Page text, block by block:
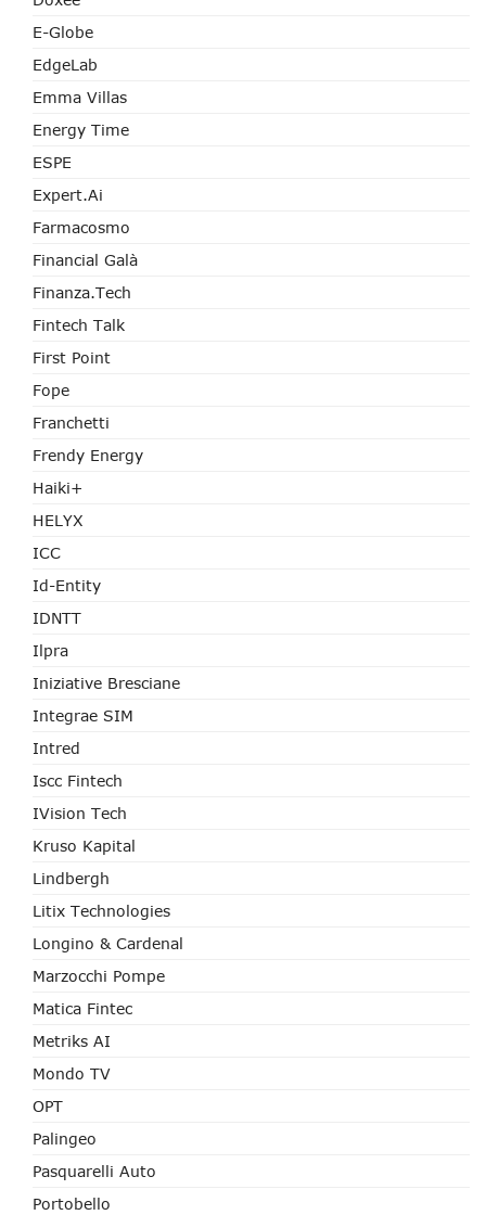
E-Globe
EdgeLab
Emma Villas
Energy Time
ESPE
Expert.ai
Farmacosmo
Financial Galà
Finanza.tech
Fintech Talk
First Point
Fope
Franchetti
Frendy Energy
Haiki+
HELYX
ICC
Id-Entity
IDNTT
Ilpra
Iniziative Bresciane
Integrae SIM
Intred
Iscc Fintech
IVision Tech
Kruso Kapital
Lindbergh
Litix Technologies
Longino & Cardenal
Marzocchi Pompe
Matica Fintec
Metriks AI
Mondo TV
OPT
Palingeo
Pasquarelli Auto
Portobello